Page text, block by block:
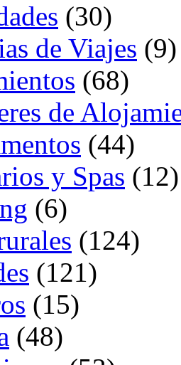
(30)
de Viajes (9)
(68)
de
(44)
y Spas (12)
(6)
(124)
(121)
(15)
(48)